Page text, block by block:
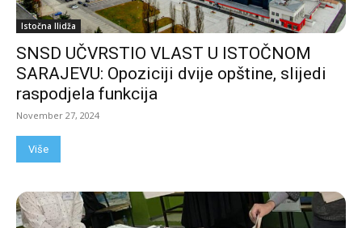
Istočna Ilidža
SNSD UČVRSTIO VLAST U ISTOČNOM
SARAJEVU: Opoziciji dvije opštine, slijedi
raspodjela funkcija
November 27, 2024
Više